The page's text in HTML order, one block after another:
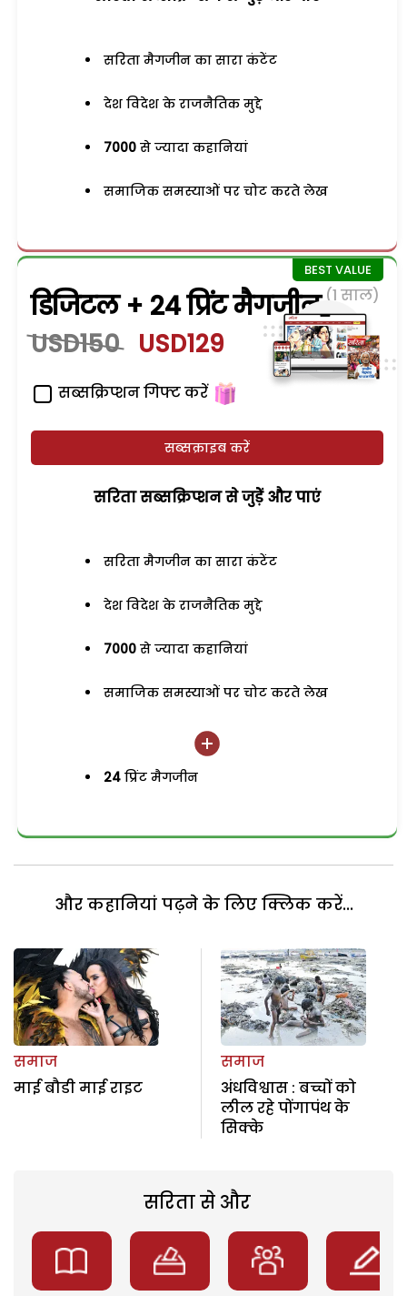
सरिता मैगजीन का सारा कंटेंट
देश विदेश के राजनैतिक मुद्दे
7000 से ज्यादा कहानियां
समाजिक समस्याओं पर चोट करते लेख
डिजिटल + 24 प्रिंट मैगजीन (1 साल)
USD150 USD129
सब्सक्रिप्शन गिफ्ट करें
सब्सक्राइब करें
सरिता सब्सक्रिप्शन से जुड़ेें और पाएं
सरिता मैगजीन का सारा कंटेंट
देश विदेश के राजनैतिक मुद्दे
7000 से ज्यादा कहानियां
समाजिक समस्याओं पर चोट करते लेख
24 प्रिंट मैगजीन
और कहानियां पढ़ने के लिए क्लिक करें...
समाज
माई बौडी माई राइट
समाज
अंधविश्वास : बच्चों को
लील रहे पोंगापंथ के
सिक्के
सरिता से और